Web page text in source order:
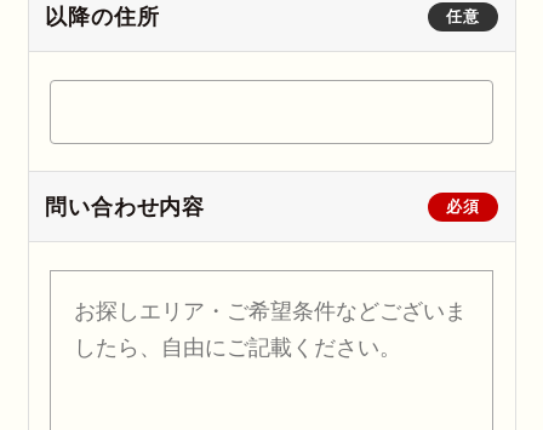
任意
以降の住所
必須
問い合わせ内容